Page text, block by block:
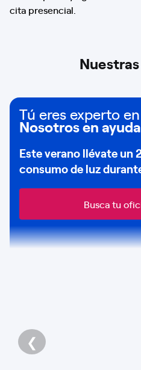
cita presencial.
Tú eres experto
Nosotros en
Este verano llévate un
consumo deluz
Busca tu
❮